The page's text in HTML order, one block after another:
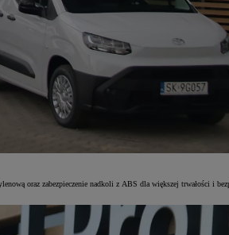
oraz zabezpieczenie nadkoli z ABS dla większej trwałości i